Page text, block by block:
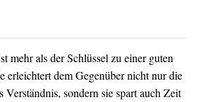
mehr als der Schlüssel zu einer guten
erleichtert dem Gegenüber nicht nur die
sondern sie spart auch Zeit